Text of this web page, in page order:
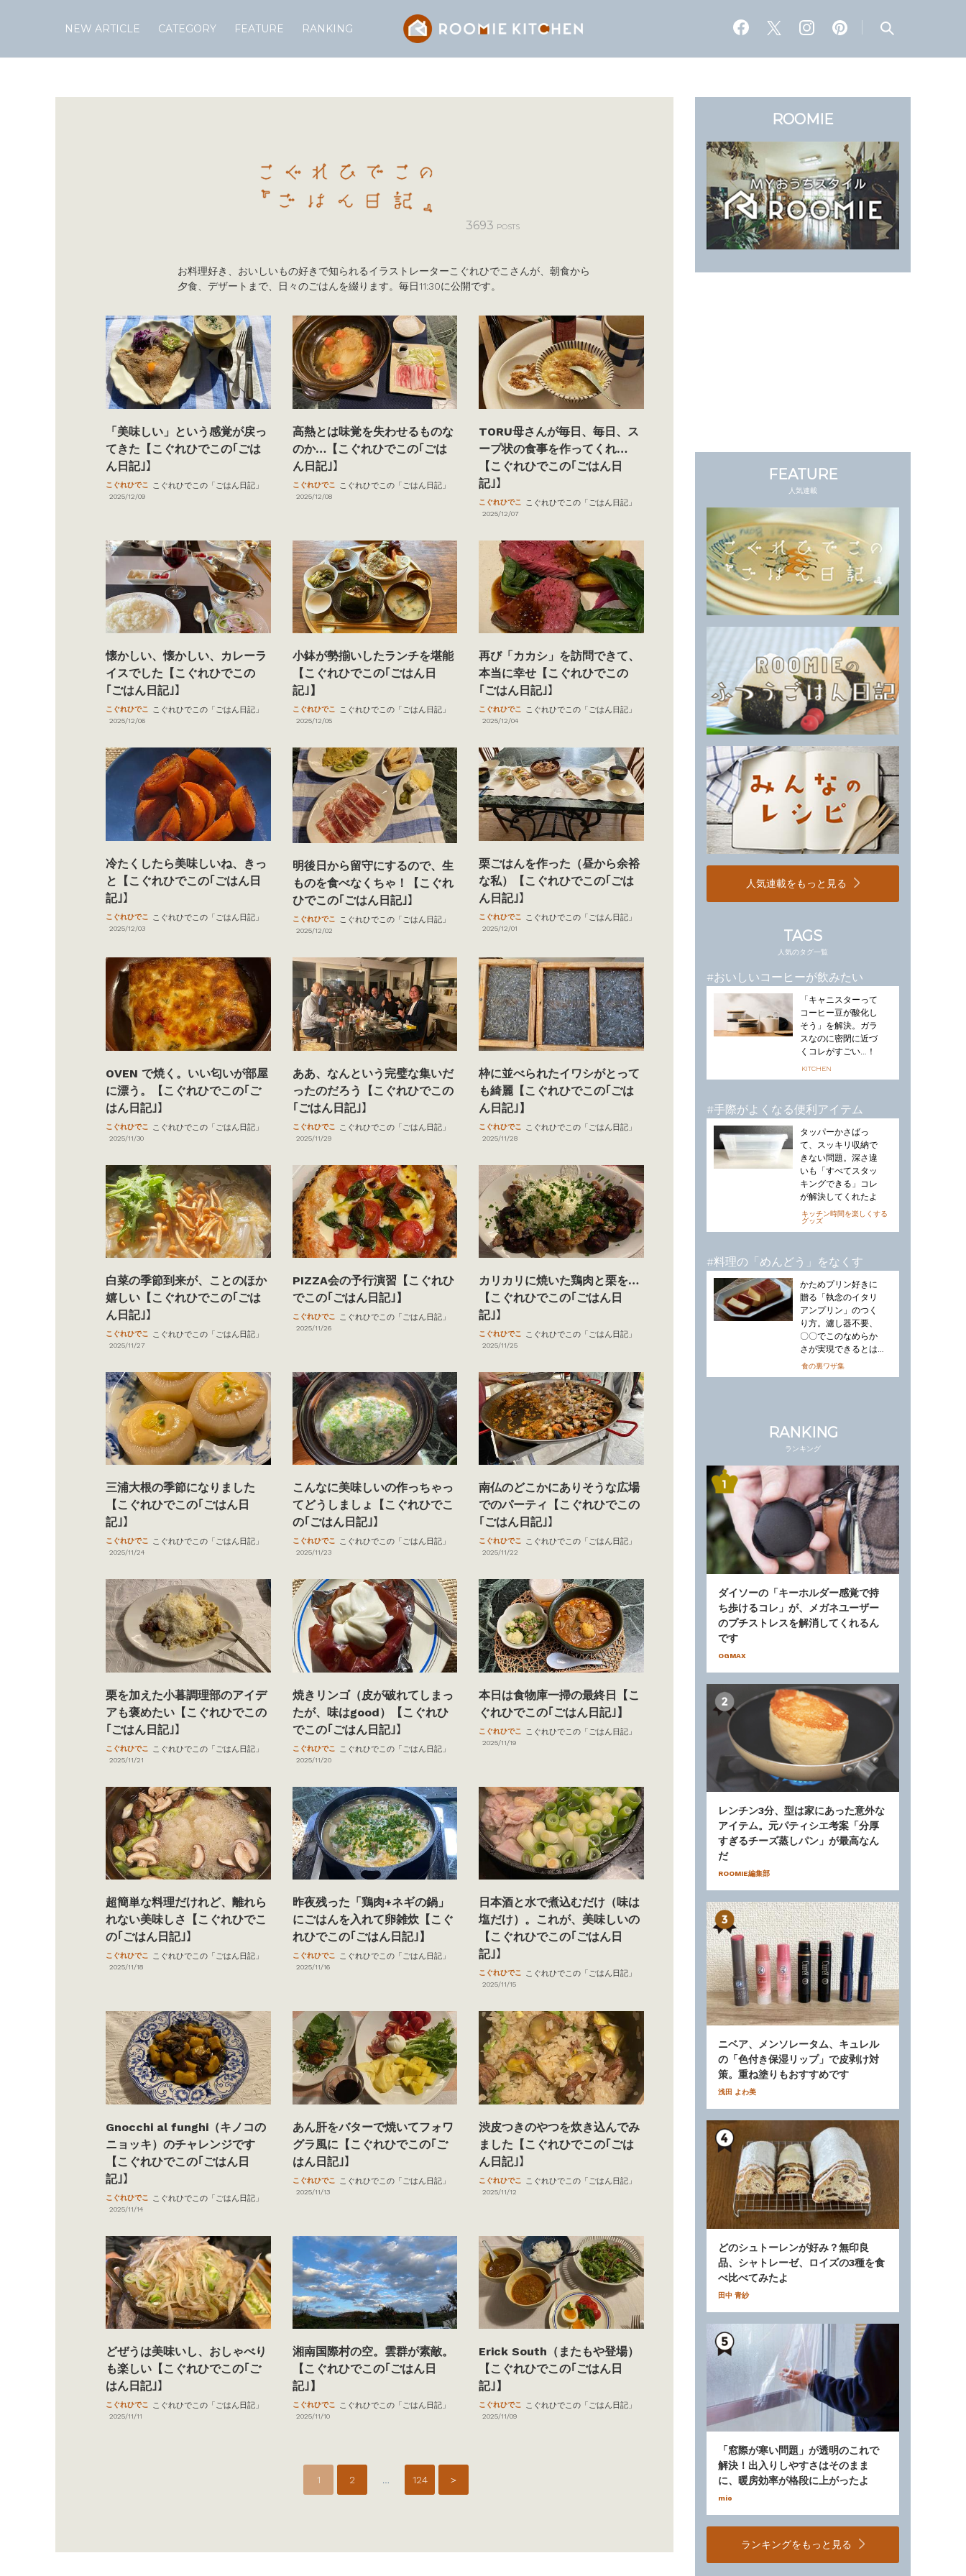
NEW ARTICLE CATEGORY FEATURE RANKING
3693 POSTS
お料理好き、おいしいもの好きで知られるイラストレーターこぐれひでこさんが、朝食から
夕食、デザートまで、日々のごはんを綴ります。毎日11:30に公開です。
「美味しい」という感覚が戻っ
てきた【こぐれひでこの｢ごは
ん日記｣】
こぐれひでこ こぐれひでこの「ごはん日記」
2025/12/09
高熱とは味覚を失わせるものな
のか…【こぐれひでこの｢ごは
ん日記｣】
こぐれひでこ こぐれひでこの「ごはん日記」
2025/12/08
TORU母さんが毎日、毎日、ス
ープ状の食事を作ってくれ…
【こぐれひでこの｢ごはん日
記｣】
こぐれひでこ こぐれひでこの「ごはん日記」
2025/12/07
懐かしい、懐かしい、カレーラ
イスでした【こぐれひでこの
｢ごはん日記｣】
こぐれひでこ こぐれひでこの「ごはん日記」
2025/12/06
小鉢が勢揃いしたランチを堪能
【こぐれひでこの｢ごはん日
記｣】
こぐれひでこ こぐれひでこの「ごはん日記」
2025/12/05
再び「カカシ」を訪問できて、
本当に幸せ【こぐれひでこの
｢ごはん日記｣】
こぐれひでこ こぐれひでこの「ごはん日記」
2025/12/04
冷たくしたら美味しいね、きっ
と【こぐれひでこの｢ごはん日
記｣】
こぐれひでこ こぐれひでこの「ごはん日記」
2025/12/03
明後日から留守にするので、生
ものを食べなくちゃ！【こぐれ
ひでこの｢ごはん日記｣】
こぐれひでこ こぐれひでこの「ごはん日記」
2025/12/02
栗ごはんを作った（昼から余裕
な私）【こぐれひでこの｢ごは
ん日記｣】
こぐれひでこ こぐれひでこの「ごはん日記」
2025/12/01
OVEN で焼く。いい匂いが部屋
に漂う。【こぐれひでこの｢ご
はん日記｣】
こぐれひでこ こぐれひでこの「ごはん日記」
2025/11/30
ああ、なんという完璧な集いだ
ったのだろう【こぐれひでこの
｢ごはん日記｣】
こぐれひでこ こぐれひでこの「ごはん日記」
2025/11/29
枠に並べられたイワシがとって
も綺麗【こぐれひでこの｢ごは
ん日記｣】
こぐれひでこ こぐれひでこの「ごはん日記」
2025/11/28
白菜の季節到来が、ことのほか
嬉しい【こぐれひでこの｢ごは
ん日記｣】
こぐれひでこ こぐれひでこの「ごはん日記」
2025/11/27
PIZZA会の予行演習【こぐれひ
でこの｢ごはん日記｣】
こぐれひでこ こぐれひでこの「ごはん日記」
2025/11/26
カリカリに焼いた鶏肉と栗を…
【こぐれひでこの｢ごはん日
記｣】
こぐれひでこ こぐれひでこの「ごはん日記」
2025/11/25
三浦大根の季節になりました
【こぐれひでこの｢ごはん日
記｣】
こぐれひでこ こぐれひでこの「ごはん日記」
2025/11/24
こんなに美味しいの作っちゃっ
てどうしましょ【こぐれひでこ
の｢ごはん日記｣】
こぐれひでこ こぐれひでこの「ごはん日記」
2025/11/23
南仏のどこかにありそうな広場
でのパーティ【こぐれひでこの
｢ごはん日記｣】
こぐれひでこ こぐれひでこの「ごはん日記」
2025/11/22
栗を加えた小暮調理部のアイデ
アも褒めたい【こぐれひでこの
｢ごはん日記｣】
こぐれひでこ こぐれひでこの「ごはん日記」
2025/11/21
焼きリンゴ（皮が破れてしまっ
たが、味はgood）【こぐれひ
でこの｢ごはん日記｣】
こぐれひでこ こぐれひでこの「ごはん日記」
2025/11/20
本日は食物庫一掃の最終日【こ
ぐれひでこの｢ごはん日記｣】
こぐれひでこ こぐれひでこの「ごはん日記」
2025/11/19
超簡単な料理だけれど、離れら
れない美味しさ【こぐれひでこ
の｢ごはん日記｣】
こぐれひでこ こぐれひでこの「ごはん日記」
2025/11/18
昨夜残った「鶏肉+ネギの鍋」
にごはんを入れて卵雑炊【こぐ
れひでこの｢ごはん日記｣】
こぐれひでこ こぐれひでこの「ごはん日記」
2025/11/16
日本酒と水で煮込むだけ（味は
塩だけ）。これが、美味しいの
【こぐれひでこの｢ごはん日
記｣】
こぐれひでこ こぐれひでこの「ごはん日記」
2025/11/15
Gnocchi al funghi（キノコの
ニョッキ）のチャレンジです
【こぐれひでこの｢ごはん日
記｣】
こぐれひでこ こぐれひでこの「ごはん日記」
2025/11/14
あん肝をバターで焼いてフォワ
グラ風に【こぐれひでこの｢ご
はん日記｣】
こぐれひでこ こぐれひでこの「ごはん日記」
2025/11/13
渋皮つきのやつを炊き込んでみ
ました【こぐれひでこの｢ごは
ん日記｣】
こぐれひでこ こぐれひでこの「ごはん日記」
2025/11/12
どぜうは美味いし、おしゃべり
も楽しい【こぐれひでこの｢ご
はん日記｣】
こぐれひでこ こぐれひでこの「ごはん日記」
2025/11/11
湘南国際村の空。雲群が素敵。
【こぐれひでこの｢ごはん日
記｣】
こぐれひでこ こぐれひでこの「ごはん日記」
2025/11/10
Erick South（またもや登場）
【こぐれひでこの｢ごはん日
記｣】
こぐれひでこ こぐれひでこの「ごはん日記」
2025/11/09
ビ
1 2 … 124 ＞
ROOMIE
FEATURE
人気連載
人気連載をもっと見る
TAGS
人気のタグ一覧
#おいしいコーヒーが飲みたい
「キャニスターって
コーヒー豆が酸化し
そう」を解決。ガラ
スなのに密閉に近づ
くコレがすごい…！
KITCHEN
#手際がよくなる便利アイテム
タッパーかさばっ
て、スッキリ収納で
きない問題。深さ違
いも「すべてスタッ
キングできる」コレ
が解決してくれたよ
キッチン時間を楽しくする
グッズ
#料理の「めんどう」をなくす
かためプリン好きに
贈る「執念のイタリ
アンプリン」のつく
り方。濾し器不要、
〇〇でこのなめらか
さが実現できるとは…
食の裏ワザ集
RANKING
ランキング
ダイソーの「キーホルダー感覚で持
ち歩けるコレ」が、メガネユーザー
のプチストレスを解消してくれるん
です
OGMAX
レンチン3分、型は家にあった意外な
アイテム。元パティシエ考案「分厚
すぎるチーズ蒸しパン」が最高なん
だ
ROOMIE編集部
ニベア、メンソレータム、キュレル
の「色付き保湿リップ」で皮剥け対
策。重ね塗りもおすすめです
浅田 よわ美
どのシュトーレンが好み？無印良
品、シャトレーゼ、ロイズの3種を食
べ比べてみたよ
田中 青紗
「窓際が寒い問題」が透明のこれで
解決！出入りしやすさはそのまま
に、暖房効率が格段に上がったよ
mio
ランキングをもっと見る